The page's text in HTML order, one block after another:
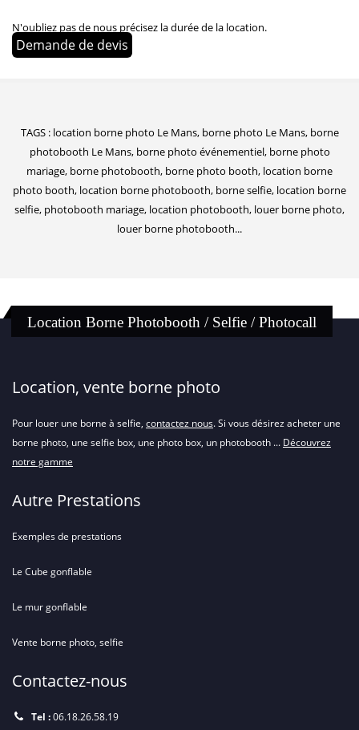
N'oubliez pas de nous précisez la durée de la location.
Demande de devis
TAGS : location borne photo Le Mans, borne photo Le Mans, borne
photobooth Le Mans, borne photo événementiel, borne photo
mariage, borne photobooth, borne photo booth, location borne
photo booth, location borne photobooth, borne selfie, location borne
selfie, photobooth mariage, location photobooth, louer borne photo,
louer borne photobooth...
Location Borne Photobooth / Selfie / Photocall
Location, vente borne photo
Pour louer une borne à selfie, contactez nous. Si vous désirez acheter une
borne photo, une selfie box, une photo box, un photobooth ... Découvrez
notre gamme
Autre Prestations
Exemples de prestations
Le Cube gonflable
Le mur gonflable
Vente borne photo, selfie
Contactez-nous
Tel :06.18.26.58.19